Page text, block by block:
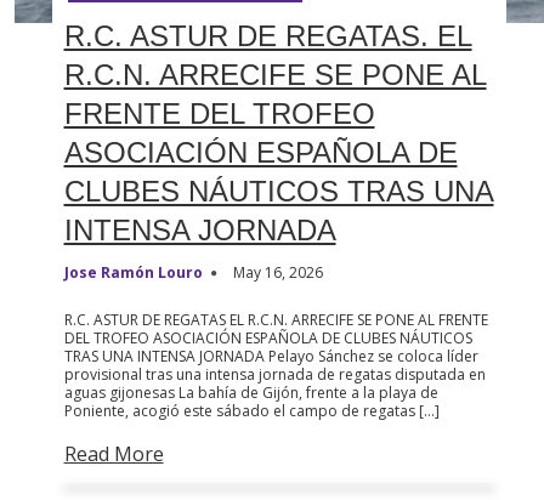
R.C. ASTUR DE REGATAS. EL
R.C.N. ARRECIFE SE PONE AL
FRENTE DEL TROFEO
ASOCIACIÓN ESPAÑOLA DE
CLUBES NÁUTICOS TRAS UNA
INTENSA JORNADA
Jose Ramón Louro May 16, 2026
R.C. ASTUR DE REGATAS EL R.C.N. ARRECIFE SE PONE AL FRENTE
DEL TROFEO ASOCIACIÓN ESPAÑOLA DE CLUBES NÁUTICOS
TRAS UNA INTENSA JORNADA Pelayo Sánchez se coloca líder
provisional tras una intensa jornada de regatas disputada en
aguas gijonesas La bahía de Gijón, frente a la playa de
Poniente, acogió este sábado el campo de regatas […]
Read More